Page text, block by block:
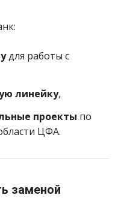
для работы с
линейку,
проекты по
ЦФА.
заменой